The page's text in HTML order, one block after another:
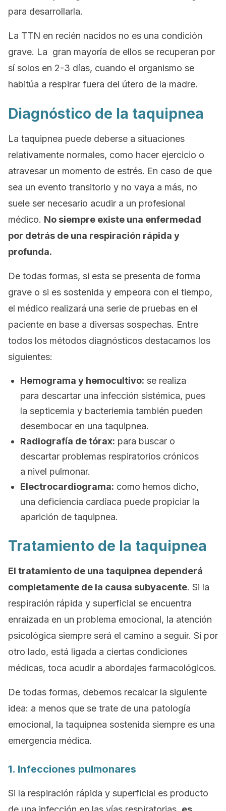
para desarrollarla.
La TTN en recién nacidos no es una condición
grave. La gran mayoría de ellos se recuperan por
sí solos en 2-3 días, cuando el organismo se
habitúa a respirar fuera del útero de la madre.
Diagnóstico de la taquipnea
La taquipnea puede deberse a situaciones
relativamente normales, como hacer ejercicio o
atravesar un momento de estrés. En caso de que
sea un evento transitorio y no vaya a más, no
suele ser necesario acudir a un profesional
médico. No siempre existe una enfermedad
por detrás de una respiración rápida y
profunda.
De todas formas, si esta se presenta de forma
grave o si es sostenida y empeora con el tiempo,
el médico realizará una serie de pruebas en el
paciente en base a diversas sospechas. Entre
todos los métodos diagnósticos destacamos los
siguientes:
Hemograma y hemocultivo: se realiza
para descartar una infección sistémica, pues
la septicemia y bacteriemia también pueden
desembocar en una taquipnea.
Radiografía de tórax: para buscar o
descartar problemas respiratorios crónicos
a nivel pulmonar.
Electrocardiograma: como hemos dicho,
una deficiencia cardíaca puede propiciar la
aparición de taquipnea.
Tratamiento de la taquipnea
El tratamiento de una taquipnea dependerá
completamente de la causa subyacente. Si la
respiración rápida y superficial se encuentra
enraizada en un problema emocional, la atención
psicológica siempre será el camino a seguir. Si por
otro lado, está ligada a ciertas condiciones
médicas, toca acudir a abordajes farmacológicos.
De todas formas, debemos recalcar la siguiente
idea: a menos que se trate de una patología
emocional, la taquipnea sostenida siempre es una
emergencia médica.
1. Infecciones pulmonares
Si la respiración rápida y superficial es producto